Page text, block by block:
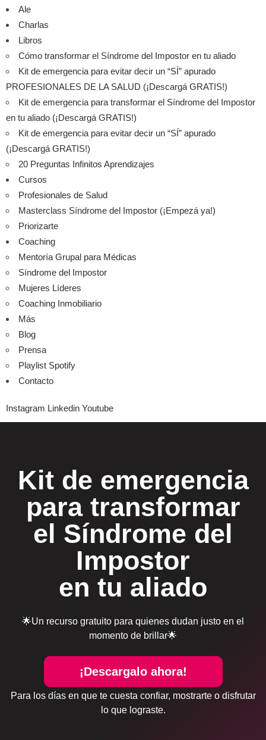
Ale
Charlas
Libros
Cómo transformar el Síndrome del Impostor en tu aliado
Kit de emergencia para evitar decir un “SÍ” apurado
PROFESIONALES DE LA SALUD (¡Descargá GRATIS!)
Kit de emergencia para transformar el Síndrome del Impostor
en tu aliado (¡Descargá GRATIS!)
Kit de emergencia para evitar decir un “SÍ” apurado
(¡Descargá GRATIS!)
20 Preguntas Infinitos Aprendizajes
Cursos
Profesionales de Salud
Masterclass Síndrome del Impostor (¡Empezá ya!)
Priorizarte
Coaching
Mentoría Grupal para Médicas
Síndrome del Impostor
Mujeres Líderes
Coaching Inmobiliario
Más
Blog
Prensa
Playlist Spotify
Contacto
Instagram Linkedin Youtube
Kit de emergencia
para transformar
el Síndrome del
Impostor
en tu aliado
🌟Un recurso gratuito para quienes dudan justo en el
momento de brillar🌟
¡Descargalo ahora!
Para los días en que te cuesta confiar, mostrarte o disfrutar
lo que lograste.